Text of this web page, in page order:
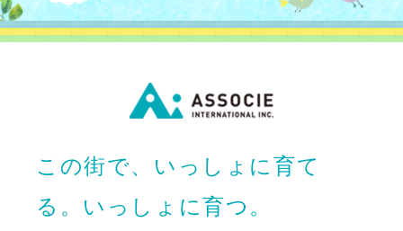
この街で、いっしょに育て
る。いっしょに育つ。